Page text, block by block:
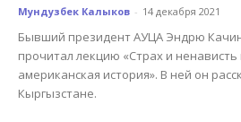
Мундузбек Калыков - 14 декабря 2021
Бывший президент АУЦА Эндрю
прочитал лекцию «Страх и ненависть
американская история». В ней он
Кыргызстане.